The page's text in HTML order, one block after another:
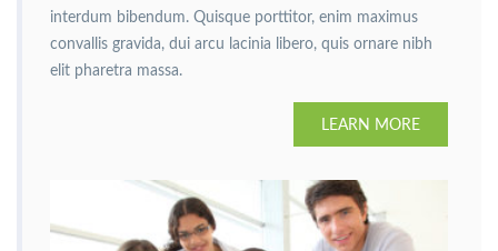
interdum bibendum. Quisque porttitor, enim maximus
convallis gravida, dui arcu lacinia libero, quis ornare nibh
elit pharetra massa.
LEARN MORE